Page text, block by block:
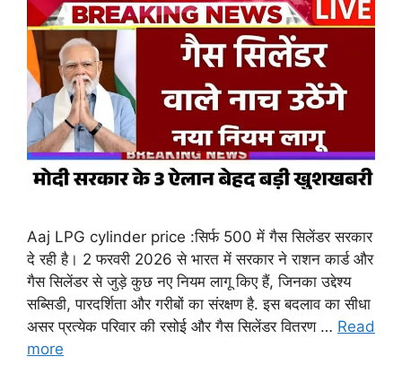
Aaj LPG cylinder price :सिर्फ 500 में गैस सिलेंडर सरकार
दे रही है। 2 फरवरी 2026 से भारत में सरकार ने राशन कार्ड और
गैस सिलेंडर से जुड़े कुछ नए नियम लागू किए हैं, जिनका उद्देश्य
सब्सिडी, पारदर्शिता और गरीबों का संरक्षण है. इस बदलाव का सीधा
असर प्रत्येक परिवार की रसोई और गैस सिलेंडर वितरण … Read
more